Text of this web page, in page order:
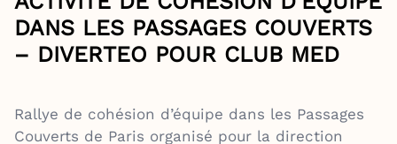
DANS LES PASSAGES COUVERTS
– DIVERTEO POUR CLUB MED
Rallye de cohésion d’équipe dans les Passages
Couverts de Paris organisé pour la direction